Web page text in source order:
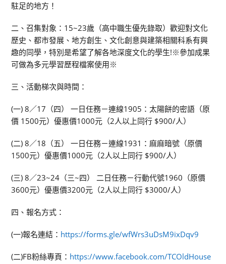
駐足的地方！
二、召集對象：15~23歲（高中職生優先錄取）歡迎對文化
歷史、都市發展、地方創生、文化創意與建築相關科系有興
趣的同學，特別是希望了解各地深度文化的學生!※參加成果
可做為多元學習歷程檔案使用※
三、活動梯次與時間：
(一) 8／17（四） 一日任務－連線1905：太陽餅的密語（原
價 1500元）優惠價1000元（2人以上同行 $900/人）
(二) 8／18（五） 一日任務－連線1931：麻麻暗號（原價
1500元）優惠價1000元（2人以上同行 $900/人）
(三) 8／23~24（三~四） 二日任務－行動代號1960（原價
3600元）優惠價3200元（2人以上同行 $3000/人）
四、報名方式：
(一)報名連結： https://forms.gle/wfWrs3uDsM9ixDqv9
(二)FB粉絲專頁： https://www.facebook.com/TCOldHouse